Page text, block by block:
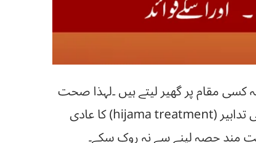
مقام پر گھیر لیتے ہیں ۔لہذا صحت
مند روٹین اور سو چ رکھنے کے لئے لازم ہے کہ ہم اپنے آپ کو ایسی احتیاطی تدابیر (hijama treatment) کا عادی
مند حصہ لینے سے نہ روک سکے۔